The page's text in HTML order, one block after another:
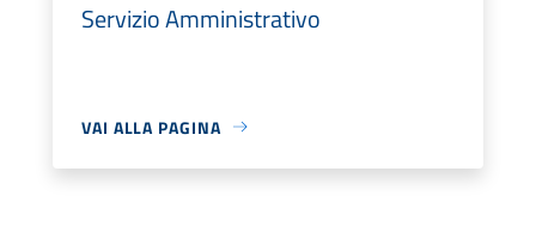
Servizio Amministrativo
VAI ALLA PAGINA